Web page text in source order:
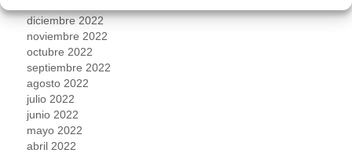
diciembre 2022
noviembre 2022
octubre 2022
septiembre 2022
agosto 2022
julio 2022
junio 2022
mayo 2022
abril 2022